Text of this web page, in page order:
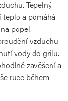
Tepelný
teplo a pomáhá
popel.
vzduchu
vody do grilu.
zavěšení a
ruce během